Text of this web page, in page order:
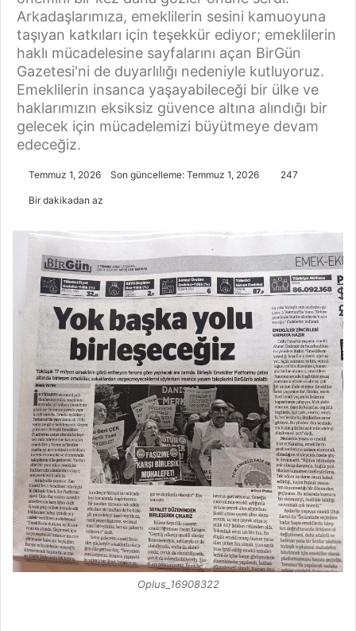
Arkadaşlarımıza, emeklilerin sesini kamuoyuna
taşıyan katkıları için teşekkür ediyor; emeklilerin
haklı mücadelesine sayfalarını açan BirGün
Gazetesi'ni de duyarlılığı nedeniyle kutluyoruz.
Emeklilerin insanca yaşayabileceği bir ülke ve
haklarımızın eksiksiz güvence altına alındığı bir
gelecek için mücadelemizi büyütmeye devam
edeceğiz.
Temmuz 1, 2026 Son güncelleme: Temmuz 1, 2026 247
Bir dakikadan az
Oplus_16908322